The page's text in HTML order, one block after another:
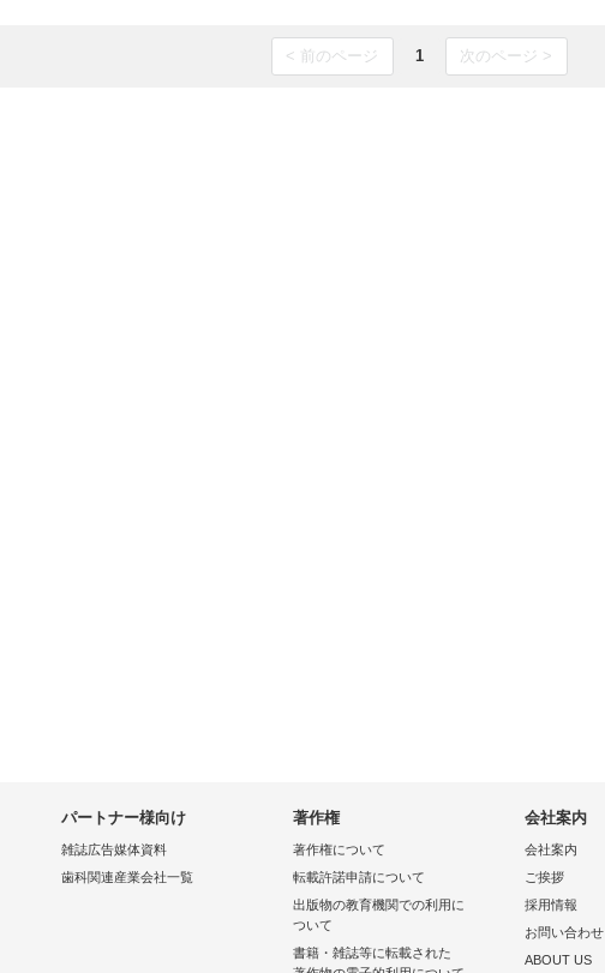
< 前のページ 1 次のページ >
パートナー様向け
雑誌広告媒体資料
歯科関連産業会社一覧
著作権
著作権について
転載許諾申請について
出版物の教育機関での利用に
ついて
書籍・雑誌等に転載された
会社案内
会社案内
ご挨拶
採用情報
お問い合わせ
ABOUT US